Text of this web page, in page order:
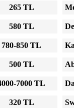
265 TL
580 TL
780-850 TL
500 TL
7000 TL
320 TL